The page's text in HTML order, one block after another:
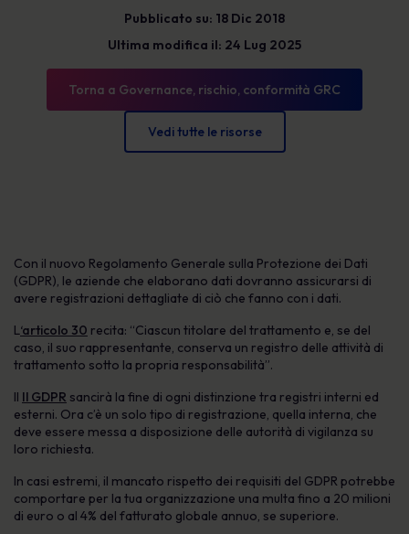
Pubblicato su: 18 Dic 2018
Ultima modifica il: 24 Lug 2025
Torna a Governance, rischio, conformità GRC
Vedi tutte le risorse
Con il nuovo Regolamento Generale sulla Protezione dei Dati
(GDPR), le aziende che elaborano dati dovranno assicurarsi di
avere registrazioni dettagliate di ciò che fanno con i dati.
L‘articolo 30 recita: “Ciascun titolare del trattamento e, se del
caso, il suo rappresentante, conserva un registro delle attività di
trattamento sotto la propria responsabilità”.
Il Il GDPR sancirà la fine di ogni distinzione tra registri interni ed
esterni. Ora c’è un solo tipo di registrazione, quella interna, che
deve essere messa a disposizione delle autorità di vigilanza su
loro richiesta.
In casi estremi, il mancato rispetto dei requisiti del GDPR potrebbe
comportare per la tua organizzazione una multa fino a 20 milioni
di euro o al 4% del fatturato globale annuo, se superiore.